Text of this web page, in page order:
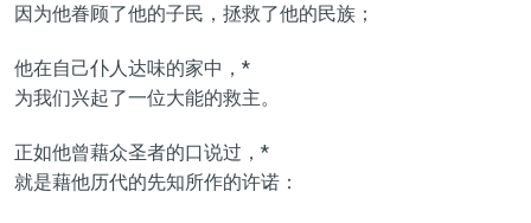
因为他眷顾了他的子民，拯救了他的民族；
他在自己仆人达味的家中，*
为我们兴起了一位大能的救主。
正如他曾藉众圣者的口说过，*
就是藉他历代的先知所作的许诺：